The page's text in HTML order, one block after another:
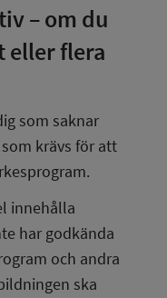
– om du
eller flera
som saknar
krävs för att
innehålla
har godkända
och andra
ska